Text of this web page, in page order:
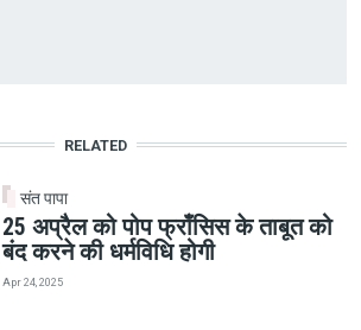
RELATED
संत पापा
25 अप्रैल को पोप फ्राँसिस के ताबूत को
बंद करने की धर्मविधि होगी
Apr 24, 2025